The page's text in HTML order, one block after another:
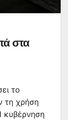
στα
το
τη χρήση
κυβέρνηση